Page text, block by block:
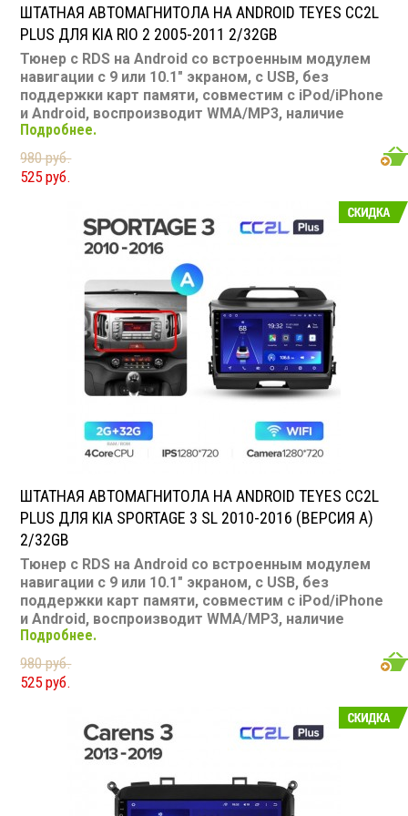
ШТАТНАЯ АВТОМАГНИТОЛА НА ANDROID TEYES CC2L
PLUS ДЛЯ KIA RIO 2 2005-2011 2/32GB
Тюнер с RDS на Android со встроенным модулем
навигации с 9 или 10.1" экраном, с USB, без
поддержки карт памяти, совместим с iPod/iPhone
и Android, воспроизводит WMA/MP3, наличие
Bluetooth, подключение камеры заднего вида,
подходит для Kia RIO 2 2005-2011
Размер: 2-DIN
Подсветка: многоцветная
Воспроизведение видео: есть
Экран: 9 или 10.1"
TV-тюнер: нет
SD карта: нет
AUX вход: есть
Пульт: нет
Bluetooth: есть
Съемная панель: нет
RCA (линейные) выходы: 3 пары
Подробнее.
980 руб.
525 руб.
ШТАТНАЯ АВТОМАГНИТОЛА НА ANDROID TEYES CC2L
PLUS ДЛЯ KIA SPORTAGE 3 SL 2010-2016 (ВЕРСИЯ A)
2/32GB
Тюнер с RDS на Android со встроенным модулем
навигации с 9 или 10.1" экраном, с USB, без
поддержки карт памяти, совместим с iPod/iPhone
и Android, воспроизводит WMA/MP3, наличие
Bluetooth, подключение камеры заднего вида,
подходит для Kia Sportage 3 SL 2010-2016
Размер: 2-DIN
Подсветка: многоцветная
Воспроизведение видео: есть
Экран: 9 или 10.1"
TV-тюнер: нет
Подробнее.
980 руб.
525 руб.